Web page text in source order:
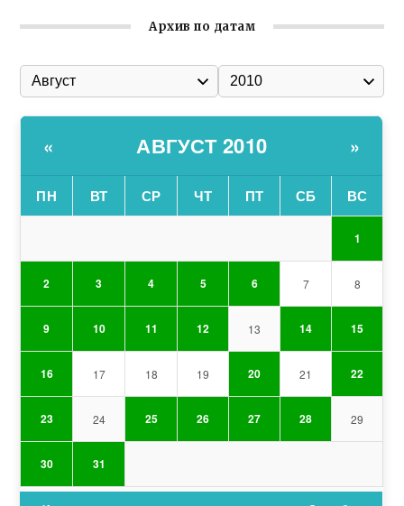
Архив по датам
« АВГУСТ 2010 »
ПН ВТ СР ЧТ ПТ СБ ВС
1
2 3 4 5 6 7 8
9 10 11 12 13 14 15
16 17 18 19 20 21 22
23 24 25 26 27 28 29
30 31